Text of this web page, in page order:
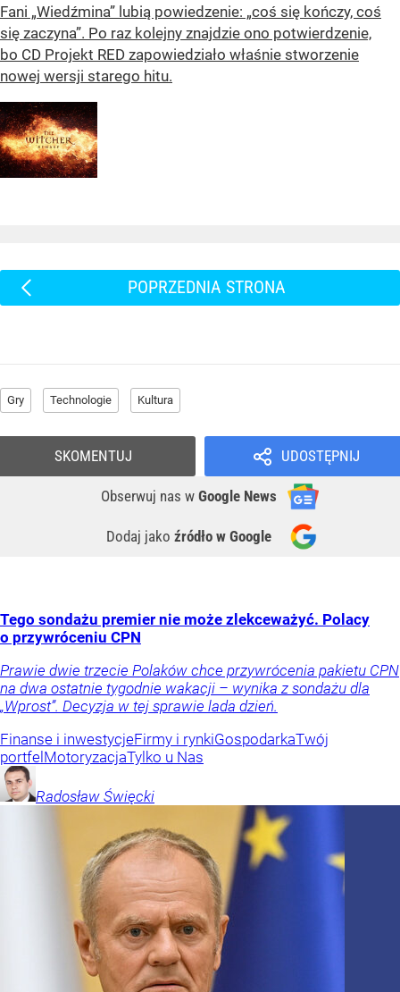
Fani „Wiedźmina” lubią powiedzenie: „coś się kończy, coś
się zaczyna”. Po raz kolejny znajdzie ono potwierdzenie,
bo CD Projekt RED zapowiedziało właśnie stworzenie
nowej wersji starego hitu.
POPRZEDNIA STRONA
Gry Technologie Kultura
UDOSTĘPNIJ
Obserwuj nas w Google News
Dodaj jako źródło w Google
SKOMENTUJ
Tego sondażu premier nie może zlekceważyć. Polacy
o przywróceniu CPN
Prawie dwie trzecie Polaków chce przywrócenia pakietu CPN
na dwa ostatnie tygodnie wakacji – wynika z sondażu dla
„Wprost”. Decyzja w tej sprawie lada dzień.
Finanse i inwestycjeFirmy i rynkiGospodarkaTwój
portfelMotoryzacjaTylko u Nas
Radosław Święcki